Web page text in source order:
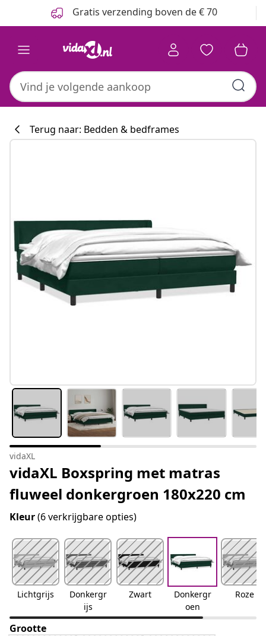
Gratis verzending boven de € 70
Terug naar: Bedden & bedframes
vidaXL
vidaXL Boxspring met matras
fluweel donkergroen 180x220 cm
Kleur(6 verkrijgbare opties)
Lichtgrijs
Donkergr
ijs
Zwart
Donkergr
oen
Roze
Grootte